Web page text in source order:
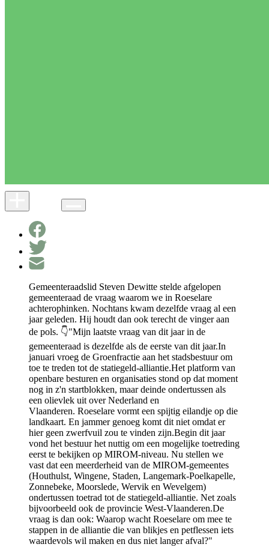
Gemeenteraadslid Steven Dewitte stelde afgelopen
gemeenteraad de vraag waarom we in Roeselare
achterophinken. Nochtans kwam dezelfde vraag al een
jaar geleden. Hij houdt dan ook terecht de vinger aan
de pols. 👇"Mijn laatste vraag van dit jaar in de
gemeenteraad is dezelfde als de eerste van dit jaar.In
januari vroeg de Groenfractie aan het stadsbestuur om
toe te treden tot de statiegeld-alliantie.Het platform van
openbare besturen en organisaties stond op dat moment
nog in z'n startblokken, maar deinde ondertussen als
een olievlek uit over Nederland en
Vlaanderen. Roeselare vormt een spijtig eilandje op die
landkaart. En jammer genoeg komt dit niet omdat er
hier geen zwerfvuil zou te vinden zijn.Begin dit jaar
vond het bestuur het nuttig om een mogelijke toetreding
eerst te bekijken op MIROM-niveau. Nu stellen we
vast dat een meerderheid van de MIROM-gemeentes
(Houthulst, Wingene, Staden, Langemark-Poelkapelle,
Zonnebeke, Moorslede, Wervik en Wevelgem)
ondertussen toetrad tot de statiegeld-alliantie. Net zoals
bijvoorbeeld ook de provincie West-Vlaanderen.De
vraag is dan ook: Waarop wacht Roeselare om mee te
stappen in de alliantie die van blikjes en petflessen iets
waardevols wil maken en dus niet langer afval?"